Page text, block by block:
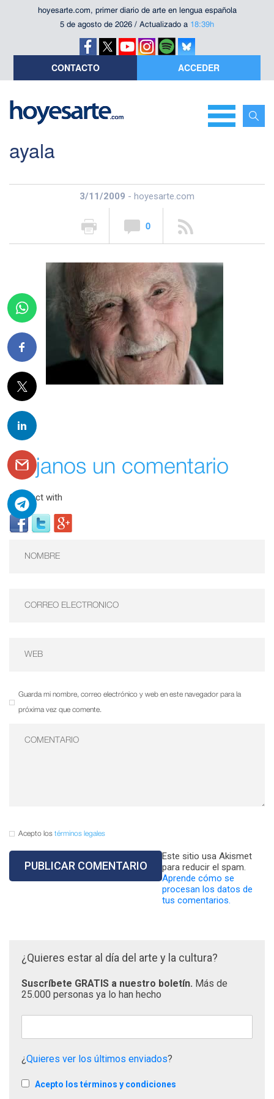
hoyesarte.com, primer diario de arte en lengua española
5 de agosto de 2026 / Actualizado a 18:39h
CONTACTO ACCEDER
ayala
3/11/2009 - hoyesarte.com
0
Déjanos un comentario
Connect with
Guarda mi nombre, correo electrónico y web en este navegador para la
próxima vez que comente.
Acepto los términos legales
Este sitio usa Akismet
para reducir el spam.
Aprende cómo se
procesan los datos de
tus comentarios.
¿Quieres estar al día del arte y la cultura?
Suscríbete GRATIS a nuestro boletín. Más de
25.000 personas ya lo han hecho
¿Quieres ver los últimos enviados?
Acepto los términos y condiciones